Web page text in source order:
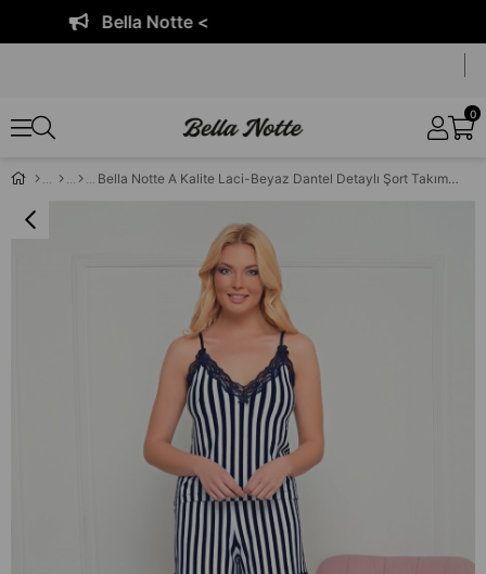
Bella Notte <
0
Bella Notte A Kalite Laci-Beyaz Dantel Detaylı Şort Takım 17188